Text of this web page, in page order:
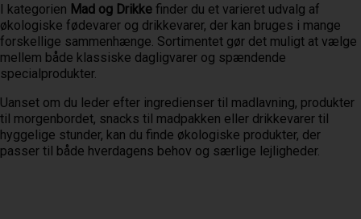
I kategorien Mad og Drikke finder du et varieret udvalg af
økologiske fødevarer og drikkevarer, der kan bruges i mange
forskellige sammenhænge. Sortimentet gør det muligt at vælge
mellem både klassiske dagligvarer og spændende
specialprodukter.
Uanset om du leder efter ingredienser til madlavning, produkter
til morgenbordet, snacks til madpakken eller drikkevarer til
hyggelige stunder, kan du finde økologiske produkter, der
passer til både hverdagens behov og særlige lejligheder.